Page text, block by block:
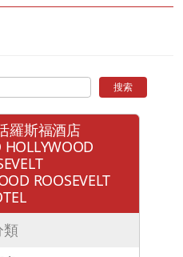
搜索
羅斯福酒店
HOLLYWOOD
ROOSEVELT
類